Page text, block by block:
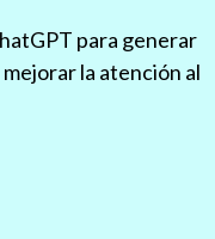
para generar
la atención al